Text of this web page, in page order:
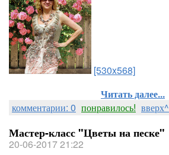
[530x568]
Читать далее...
комментарии: 0 понравилось! вверх^
Мастер-класс "Цветы на песке"
20-06-2017 21:22